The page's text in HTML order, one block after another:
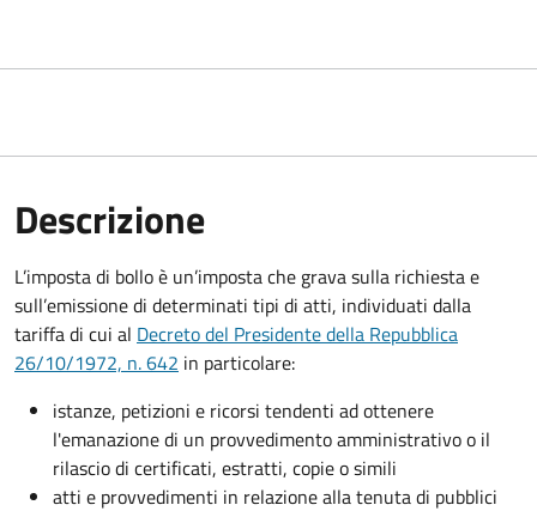
Descrizione
L’imposta di bollo è un’imposta che grava sulla richiesta e
sull’emissione di determinati tipi di atti, individuati dalla
tariffa di cui al Decreto del Presidente della Repubblica
26/10/1972, n. 642 in particolare:
istanze, petizioni e ricorsi tendenti ad ottenere
l'emanazione di un provvedimento amministrativo o il
rilascio di certificati, estratti, copie o simili
atti e provvedimenti in relazione alla tenuta di pubblici